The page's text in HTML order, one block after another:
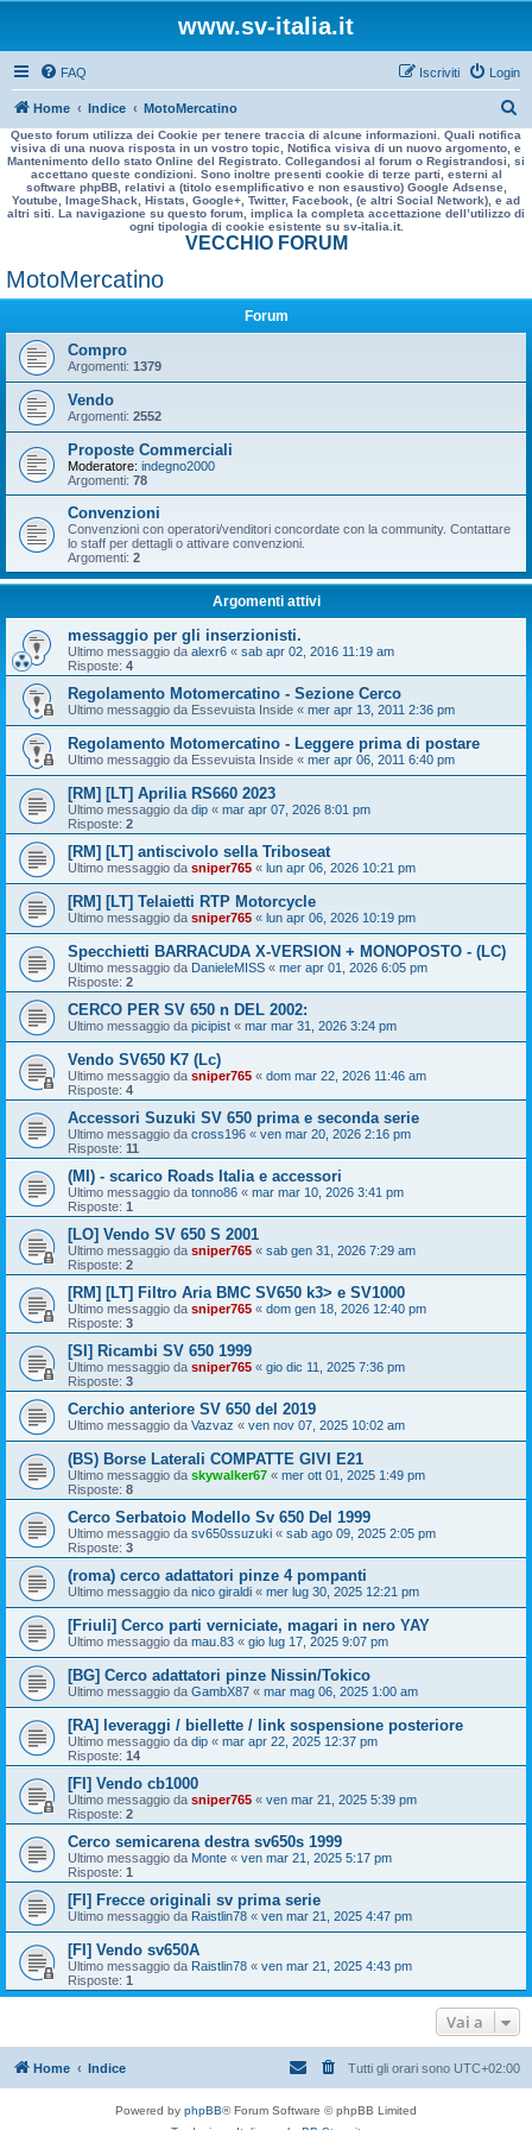
www.sv-italia.it
FAQ Login
Iscriviti
Home Indice MotoMercatino
e
r
a
Questo forum utilizza dei Cookie per tenere traccia di alcune informazioni. Quali notifica
visiva di una nuova risposta in un vostro topic, Notifica visiva di un nuovo argomento, e
Mantenimento dello stato Online del Registrato. Collegandosi al forum o Registrandosi, si
accettano queste condizioni. Sono inoltre presenti cookie di terze parti, esterni al
software phpBB, relativi a (titolo esemplificativo e non esaustivo) Google Adsense,
Youtube, ImageShack, Histats, Google+, Twitter, Facebook, (e altri Social Network), e ad
altri siti. La navigazione su questo forum, implica la completa accettazione dell’utilizzo di
ogni tipologia di cookie esistente su sv-italia.it.
VECCHIO FORUM
MotoMercatino
Forum
Compro
Argomenti: 1379
Vendo
Argomenti: 2552
Proposte Commerciali
Moderatore: indegno2000
Argomenti: 78
Convenzioni
Convenzioni con operatori/venditori concordate con la community. Contattare
lo staff per dettagli o attivare convenzioni.
Argomenti: 2
Argomenti attivi
messaggio per gli inserzionisti.
Ultimo messaggio da alexr6 « sab apr 02, 2016 11:19 am
Risposte: 4
Regolamento Motomercatino - Sezione Cerco
Ultimo messaggio da Essevuista Inside « mer apr 13, 2011 2:36 pm
Regolamento Motomercatino - Leggere prima di postare
Ultimo messaggio da Essevuista Inside « mer apr 06, 2011 6:40 pm
[RM] [LT] Aprilia RS660 2023
Ultimo messaggio da dip « mar apr 07, 2026 8:01 pm
Risposte: 2
[RM] [LT] antiscivolo sella Triboseat
Ultimo messaggio da sniper765 « lun apr 06, 2026 10:21 pm
[RM] [LT] Telaietti RTP Motorcycle
Ultimo messaggio da sniper765 « lun apr 06, 2026 10:19 pm
Specchietti BARRACUDA X-VERSION + MONOPOSTO - (LC)
Ultimo messaggio da DanieleMISS « mer apr 01, 2026 6:05 pm
Risposte: 2
CERCO PER SV 650 n DEL 2002:
Ultimo messaggio da picipist « mar mar 31, 2026 3:24 pm
Vendo SV650 K7 (Lc)
Ultimo messaggio da sniper765 « dom mar 22, 2026 11:46 am
Risposte: 4
Accessori Suzuki SV 650 prima e seconda serie
Ultimo messaggio da cross196 « ven mar 20, 2026 2:16 pm
Risposte: 11
(MI) - scarico Roads Italia e accessori
Ultimo messaggio da tonno86 « mar mar 10, 2026 3:41 pm
Risposte: 1
[LO] Vendo SV 650 S 2001
Ultimo messaggio da sniper765 « sab gen 31, 2026 7:29 am
Risposte: 2
[RM] [LT] Filtro Aria BMC SV650 k3> e SV1000
Ultimo messaggio da sniper765 « dom gen 18, 2026 12:40 pm
Risposte: 3
[SI] Ricambi SV 650 1999
Ultimo messaggio da sniper765 « gio dic 11, 2025 7:36 pm
Risposte: 3
Cerchio anteriore SV 650 del 2019
Ultimo messaggio da Vazvaz « ven nov 07, 2025 10:02 am
(BS) Borse Laterali COMPATTE GIVI E21
Ultimo messaggio da skywalker67 « mer ott 01, 2025 1:49 pm
Risposte: 8
Cerco Serbatoio Modello Sv 650 Del 1999
Ultimo messaggio da sv650ssuzuki « sab ago 09, 2025 2:05 pm
Risposte: 3
(roma) cerco adattatori pinze 4 pompanti
Ultimo messaggio da nico giraldi « mer lug 30, 2025 12:21 pm
[Friuli] Cerco parti verniciate, magari in nero YAY
Ultimo messaggio da mau.83 « gio lug 17, 2025 9:07 pm
[BG] Cerco adattatori pinze Nissin/Tokico
Ultimo messaggio da GambX87 « mar mag 06, 2025 1:00 am
[RA] leveraggi / biellette / link sospensione posteriore
Ultimo messaggio da dip « mar apr 22, 2025 12:37 pm
Risposte: 14
[FI] Vendo cb1000
Ultimo messaggio da sniper765 « ven mar 21, 2025 5:39 pm
Risposte: 2
Cerco semicarena destra sv650s 1999
Ultimo messaggio da Monte « ven mar 21, 2025 5:17 pm
Risposte: 1
[FI] Frecce originali sv prima serie
Ultimo messaggio da Raistlin78 « ven mar 21, 2025 4:47 pm
[FI] Vendo sv650A
Ultimo messaggio da Raistlin78 « ven mar 21, 2025 4:43 pm
Risposte: 1
Vai a
Home Indice Tutti gli orari sono UTC+02:00
Powered by phpBB® Forum Software © phpBB Limited